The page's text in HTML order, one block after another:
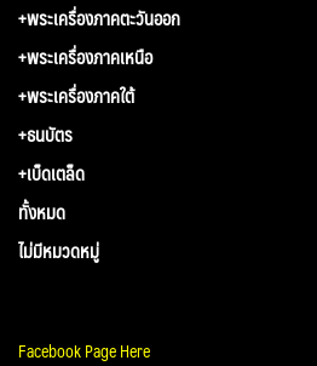
+พระเครื่องภาคตะวันออก
+พระเครื่องภาคเหนือ
+พระเครื่องภาคใต้
+ธนบัตร
+เบ็ดเตล็ด
ทั้งหมด
ไม่มีหมวดหมู่
Facebook Page Here